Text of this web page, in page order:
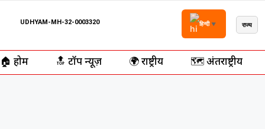
UDHYAM-MH-32-0003320 हिन्दी ▼ राज्य
🏠 होम 🔝 टॉप न्यूज़ 🌍 राष्ट्रीय 🗺️ अंतर्राष्ट्रीय